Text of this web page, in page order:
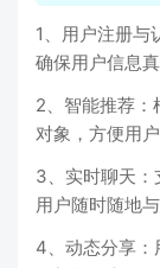
1、用户注册与
确保用户信息真
2、智能推荐：
对象，方便用
3、实时聊天：
用户随时随地
4、动态分享：